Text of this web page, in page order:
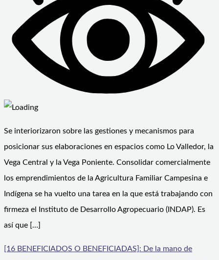
Se interiorizaron sobre las gestiones y mecanismos para
posicionar sus elaboraciones en espacios como Lo Valledor, la
Vega Central y la Vega Poniente. Consolidar comercialmente
los emprendimientos de la Agricultura Familiar Campesina e
Indígena se ha vuelto una tarea en la que está trabajando con
firmeza el Instituto de Desarrollo Agropecuario (INDAP). Es
así que […]
[16 BENEFICIADOS O BENEFICIADAS]: De la mano de